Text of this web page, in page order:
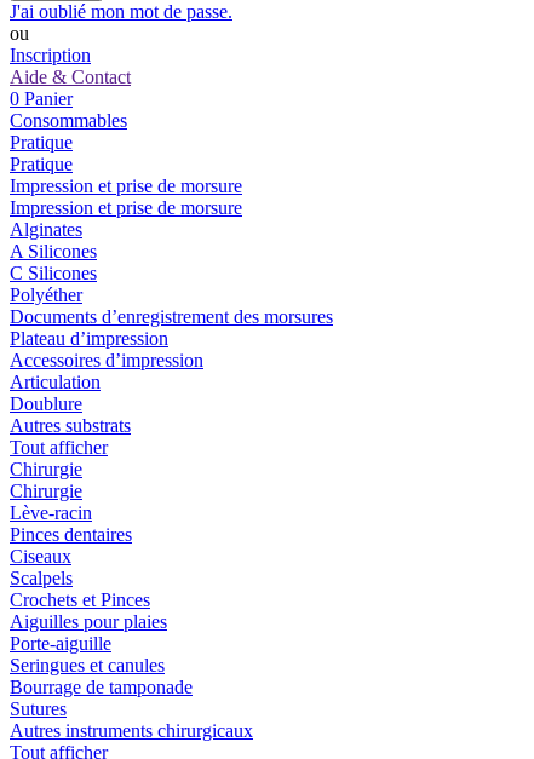
J'ai oublié mon mot de passe.
ou
Inscription
Aide & Contact
0 Panier
Consommables
Pratique
Pratique
Impression et prise de morsure
Impression et prise de morsure
Alginates
A Silicones
C Silicones
Polyéther
Documents d’enregistrement des morsures
Plateau d’impression
Accessoires d’impression
Articulation
Doublure
Autres substrats
Tout afficher
Chirurgie
Chirurgie
Lève-racin
Pinces dentaires
Ciseaux
Scalpels
Crochets et Pinces
Aiguilles pour plaies
Porte-aiguille
Seringues et canules
Bourrage de tamponade
Sutures
Autres instruments chirurgicaux
Tout afficher